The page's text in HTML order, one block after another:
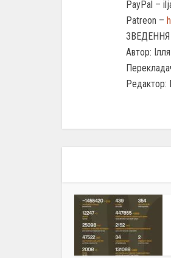
PayPal –
Patreon –
Автор:
Редактор: